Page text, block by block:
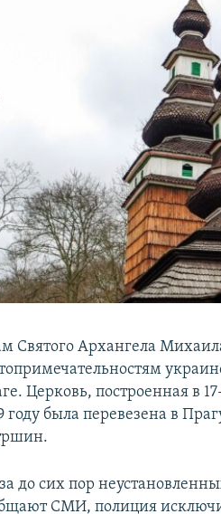
Святого Архангела
Церковь, построенная в
году была перевезена в
до сих пор
СМИ, полиция